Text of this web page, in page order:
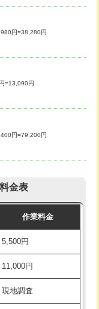
55,000円
27,500円
38,500円
38,500円
現場見積
16,500円+材料費
11,000円+材料費
13,200円
16,500円
16,500円
16,500円
円=38,280円
=13,090円
円=79,200円
金表
作業料金
5,500円
11,000円
現地調査